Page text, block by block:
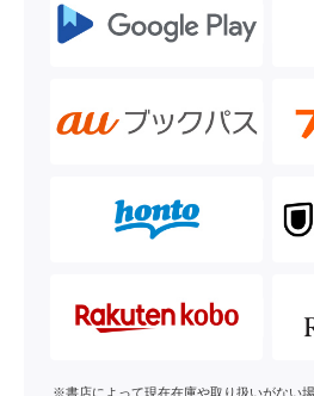
※書店によって現在在庫や取り扱いがない